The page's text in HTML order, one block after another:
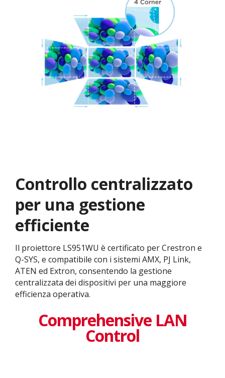
Controllo centralizzato
per una gestione
efficiente
Il proiettore LS951WU è certificato per Crestron e
Q-SYS, e compatibile con i sistemi AMX, PJ Link,
ATEN ed Extron, consentendo la gestione
centralizzata dei dispositivi per una maggiore
efficienza operativa.
Comprehensive LAN
Control